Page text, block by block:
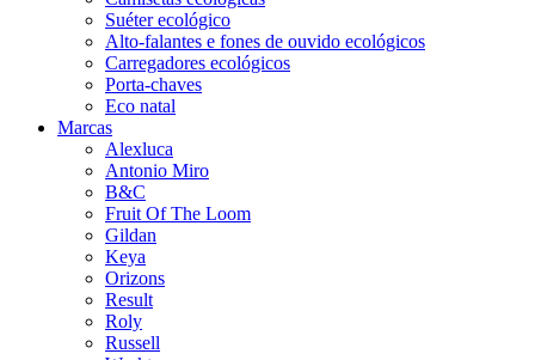
Suéter ecológico
Alto-falantes e fones de ouvido ecológicos
Carregadores ecológicos
Porta-chaves
Eco natal
Marcas
Alexluca
Antonio Miro
B&C
Fruit Of The Loom
Gildan
Keya
Orizons
Result
Roly
Russell